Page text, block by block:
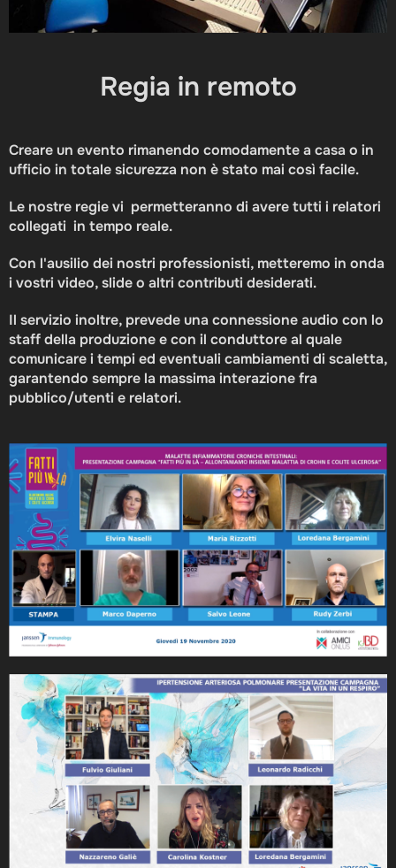
Regia in remoto
Creare un evento rimanendo comodamente a casa o in
ufficio in totale sicurezza non è stato mai così facile.
Le nostre regie vi permetteranno di avere tutti i relatori
collegati in tempo reale.
Con l'ausilio dei nostri professionisti, metteremo in onda
i vostri video, slide o altri contributi desiderati.
Il servizio inoltre, prevede una connessione audio con lo
staff della produzione e con il conduttore al quale
comunicare i tempi ed eventuali cambiamenti di scaletta,
garantendo sempre la massima interazione fra
pubblico/utenti e relatori.